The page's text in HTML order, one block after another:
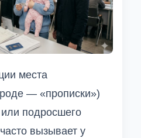
места
— «прописки»)
подросшего
вызывает у